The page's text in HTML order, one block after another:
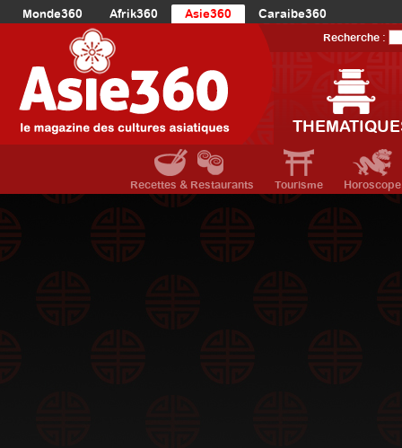
Monde360 Afrik360 Asie360
Caraibe360
Europe360
AmériqueDuNord360
Océanie360
Recherche :
Recettes & Restaurants Tourisme Horoscope